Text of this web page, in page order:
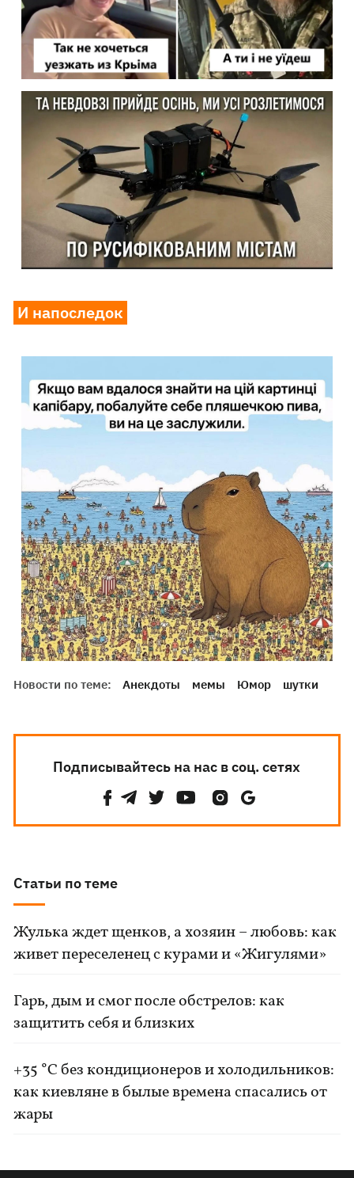
И напоследок
Новости по теме: Анекдоты мемы Юмор шутки
Подписывайтесь на нас в соц. сетях
Статьи по теме
Жулька ждет щенков, а хозяин – любовь: как
живет переселенец с курами и «Жигулями»
Гарь, дым и смог после обстрелов: как
защитить себя и близких
+35 °C без кондиционеров и холодильников:
как киевляне в былые времена спасались от
жары